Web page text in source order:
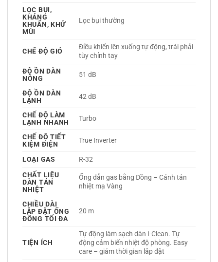
LỌC BỤI,
KHÁNG
KHUẨN, KHỬ
MÙI
Lọc bụi thường
CHẾ ĐỘ GIÓ
Điều khiển lên xuống tự động, trái phải
tùy chỉnh tay
ĐỘ ỒN DÀN
NÓNG
51 dB
ĐỘ ỒN DÀN
LẠNH
42 dB
CHẾ ĐỘ LÀM
LẠNH NHANH
Turbo
CHẾ ĐỘ TIẾT
KIỆM ĐIỆN
True Inverter
LOẠI GAS
R-32
CHẤT LIỆU
DÀN TẢN
NHIỆT
Ống dẫn gas bằng Đồng – Cánh tản
nhiệt mạ Vàng
CHIỀU DÀI
LẮP ĐẶT ỐNG
ĐỒNG TỐI ĐA
20 m
TIỆN ÍCH
Tự động làm sạch dàn I-Clean. Tự
động cảm biến nhiệt độ phòng. Easy
care – giảm thời gian lắp đặt